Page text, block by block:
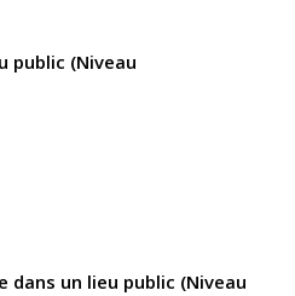
public (Niveau
dans un lieu public (Niveau